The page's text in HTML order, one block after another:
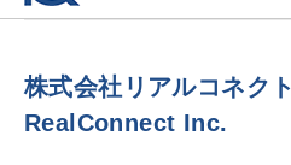
株式会社リアルコネクト
RealConnect Inc.